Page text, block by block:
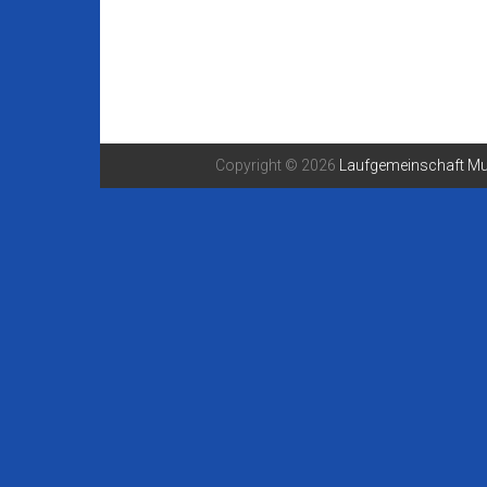
Copyright © 2026 Laufgemeinschaft